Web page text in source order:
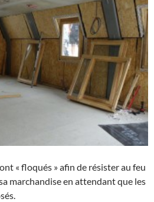
« floqués » afin de résister au feu
marchandise en attendant que les